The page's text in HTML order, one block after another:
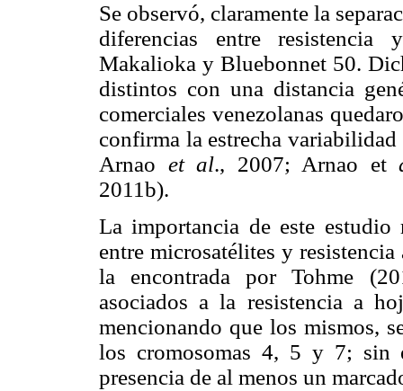
Se observó, claramente la
diferencias entre resistencia
Makalioka y Bluebonnet 50.
distintos con una distancia
comerciales venezolanas
confirma la estrecha
Arnao et al., 2007; Arnao et
2011b).
La importancia de este
entre microsatélites y
la encontrada por Tohme
asociados a la resistencia a
mencionando que los mismos,
los cromosomas 4, 5 y 7; sin
presencia de al menos un